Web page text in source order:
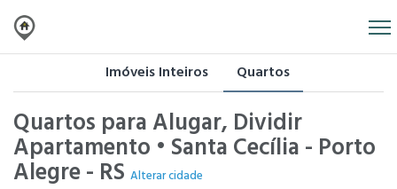
Imóveis Inteiros Quartos
Quartos para Alugar, Dividir
Apartamento • Santa Cecília - Porto
Alegre - RS Alterar cidade